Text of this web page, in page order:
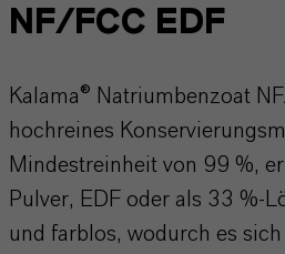
NF/FCC EDF
Kalama® Natriumbenzoat
hochreines
Mindestreinheit von 99 %,
Pulver, EDF oder als 33 %-
und farblos, wodurch es